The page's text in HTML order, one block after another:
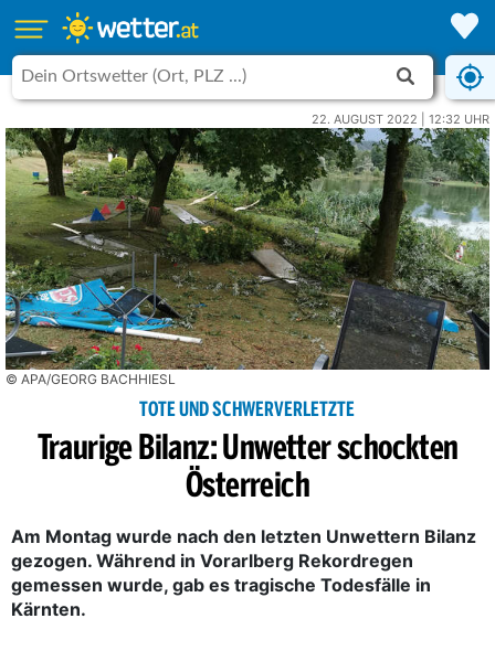
22. AUGUST 2022 | 12:32 UHR
© APA/GEORG BACHHIESL
TOTE UND SCHWERVERLETZTE
Traurige Bilanz: Unwetter schockten
Österreich
Am Montag wurde nach den letzten Unwettern Bilanz
gezogen. Während in Vorarlberg Rekordregen
gemessen wurde, gab es tragische Todesfälle in
Kärnten.